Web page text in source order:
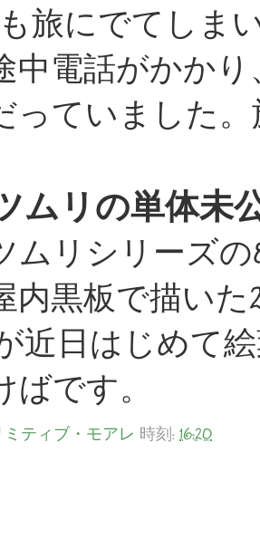
旅にでてしま
中電話がかか
っていました
ムリの単体未
ムリシリーズ
内黒板で描い
近日はじめて
ばです。
ミティブ・モアレ 時刻: 16:20